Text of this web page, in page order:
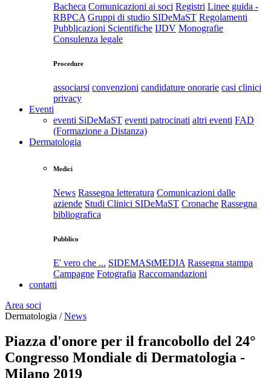
Bacheca Comunicazioni ai soci Registri Linee guida -
RBPCA Gruppi di studio SIDeMaST Regolamenti
Pubblicazioni Scientifiche IJDV Monografie
Consulenza legale
Procedure
associarsi convenzioni candidature onorarie casi clinici
privacy
Eventi
eventi SiDeMaST eventi patrocinati altri eventi FAD
(Formazione a Distanza)
Dermatologia
Medici
News Rassegna letteratura Comunicazioni dalle
aziende Studi Clinici SIDeMaST Cronache Rassegna
bibliografica
Pubblico
E' vero che ... SIDEMAStMEDIA Rassegna stampa
Campagne Fotografia Raccomandazioni
contatti
Area soci
Dermatologia /News
Piazza d'onore per il francobollo del 24°
Congresso Mondiale di Dermatologia -
Milano 2019